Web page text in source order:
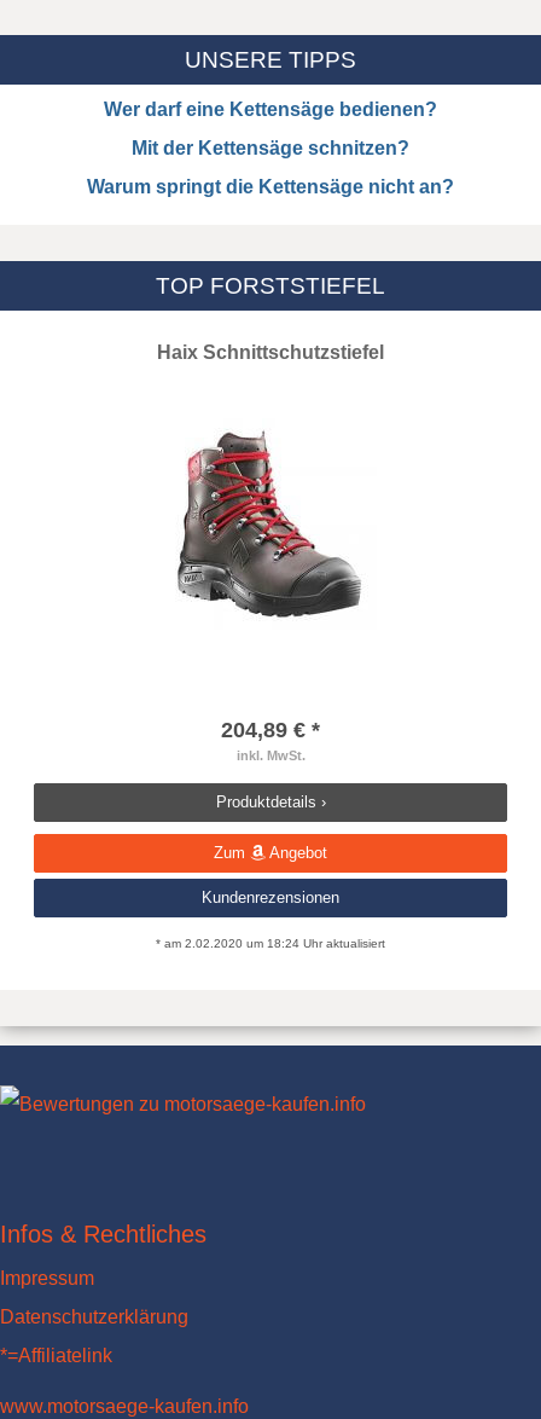
UNSERE TIPPS
Wer darf eine Kettensäge bedienen?
Mit der Kettensäge schnitzen?
Warum springt die Kettensäge nicht an?
TOP FORSTSTIEFEL
Haix Schnittschutzstiefel
204,89 € *
inkl. MwSt.
Produktdetails ›
Zum Angebot
Kundenrezensionen
* am 2.02.2020 um 18:24 Uhr aktualisiert
Infos & Rechtliches
Impressum
Datenschutzerklärung
*=Affiliatelink
www.motorsaege-kaufen.info